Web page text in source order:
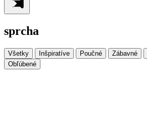
sprcha
Všetky Inšpiratíve Poučné Zábavné
Obľúbené